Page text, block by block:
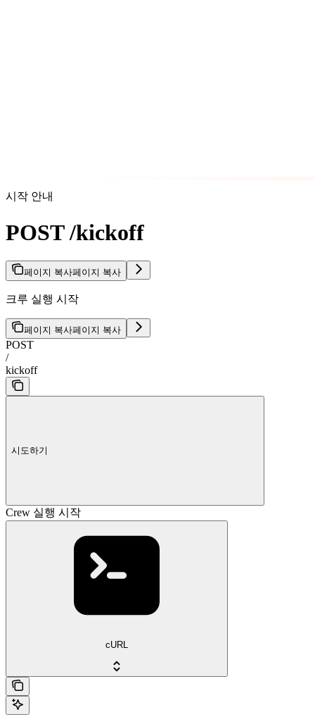
시작 안내
POST /kickoff
페이지 복사페이지 복사
크루 실행 시작
페이지 복사페이지 복사
POST
/
kickoff
시도하기
Crew 실행 시작
cURL